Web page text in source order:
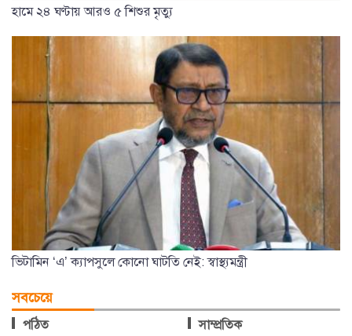
হামে ২৪ ঘণ্টায় আরও ৫ শিশুর মৃত্যু
ভিটামিন ‘এ’ ক্যাপসুলে কোনো ঘাটতি নেই: স্বাস্থ্যমন্ত্রী
সবচেয়ে
পঠিত সাম্প্রতিক